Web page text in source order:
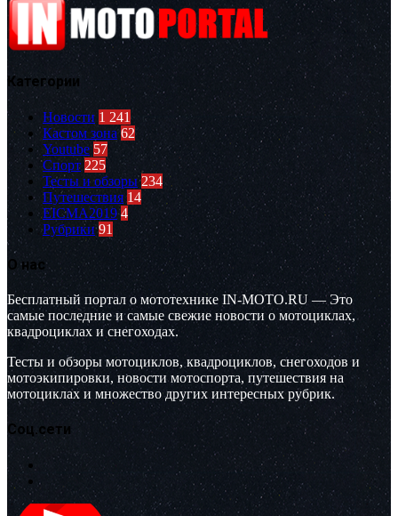
Категории
Новости 1 241
Кастом зона 62
Youtube 57
Спорт 225
Тесты и обзоры 234
Путешествия 14
EICMA2019 4
Рубрики 91
О нас
Бесплатный портал о мототехнике IN-MOTO.RU — Это
самые последние и самые свежие новости о мотоциклах,
квадроциклах и снегоходах.
Тесты и обзоры мотоциклов, квадроциклов, снегоходов и
мотоэкипировки, новости мотоспорта, путешествия на
мотоциклах и множество других интересных рубрик.
Соц.сети